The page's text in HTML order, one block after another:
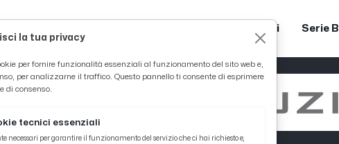
Coppa Teodori Serie B
la tua privacy
per fornire funzionalità essenziali al funzionamento del sito web e,
per analizzarne il traffico. Questo pannello ti consente di esprimere
di consenso.
tecnici essenziali
necessari per garantire il funzionamento del servizio che ci hai richiesto e,